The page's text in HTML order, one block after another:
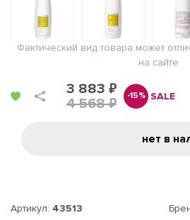
Фактический вид товара может
на сайте
3 883 ₽
4 568 ₽
-15% SALE
нет в
Артикул: 43513